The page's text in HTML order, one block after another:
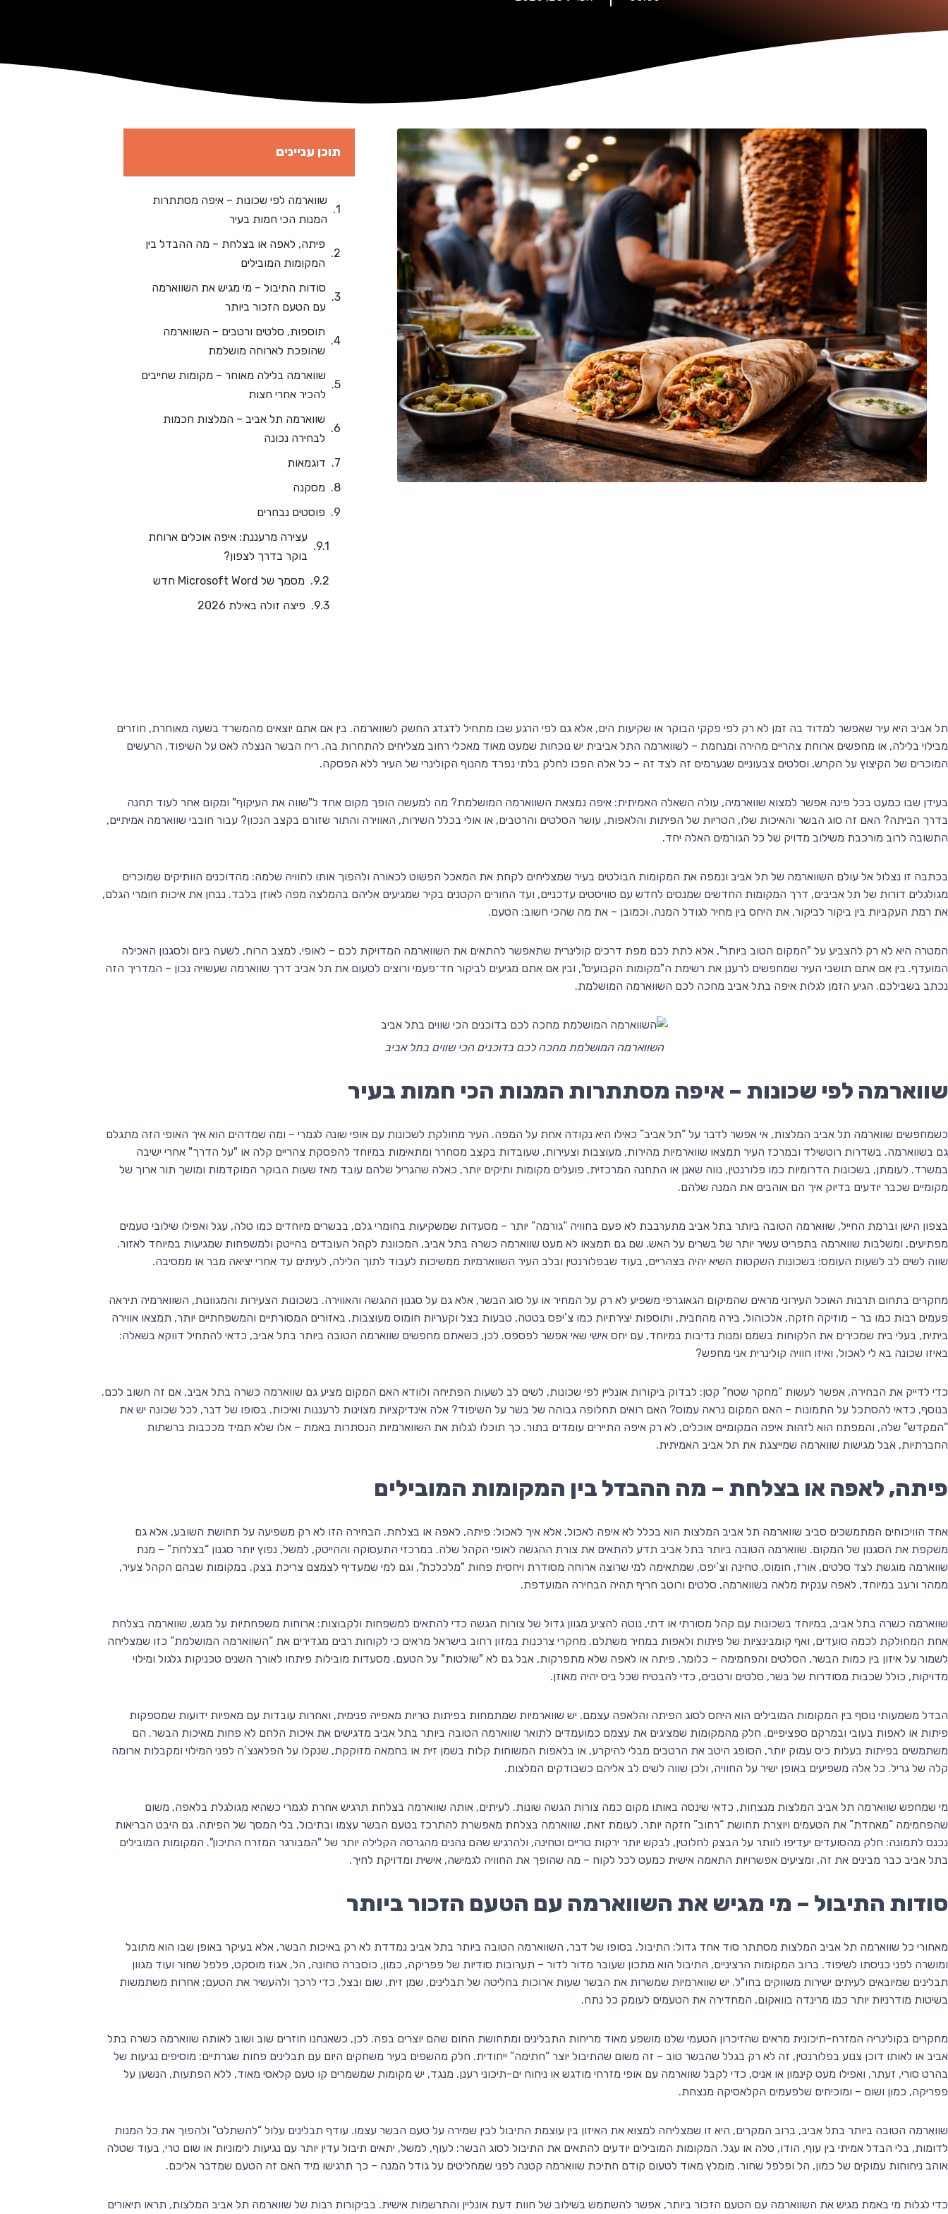
תוכן עניינים
שווארמה לפי שכונות – איפה מסתתרות
המנות הכי חמות בעיר
פיתה, לאפה או בצלחת – מה ההבדל בין
המקומות המובילים
סודות התיבול – מי מגיש את השווארמה
עם הטעם הזכור ביותר
תוספות, סלטים ורטבים – השווארמה
שהופכת לארוחה מושלמת
שווארמה בלילה מאוחר – מקומות שחייבים
להכיר אחרי חצות
שווארמה תל אביב – המלצות חכמות
לבחירה נכונה
דוגמאות
מסקנה
פוסטים נבחרים
עצירה מרעננת: איפה אוכלים ארוחת
בוקר בדרך לצפון?
‏‏מסמך של Microsoft Word חדש
פיצה זולה באילת 2026
תל אביב היא עיר שאפשר למדוד בה זמן לא רק לפי פקקי הבוקר או שקיעות הים, אלא גם לפי הרגע שבו מתחיל לדגדג החשק לשווארמה. בין אם אתם יוצאים מהמשרד בשעה מאוחרת, חוזרים
מבילוי בלילה, או מחפשים ארוחת צהריים מהירה ומנחמת – לשווארמה התל אביבית יש נוכחות שמעט מאוד מאכלי רחוב מצליחים להתחרות בה. ריח הבשר הנצלה לאט על השיפוד, הרעשים
המוכרים של הקיצוץ על הקרש, וסלטים צבעוניים שנערמים זה לצד זה – כל אלה הפכו לחלק בלתי נפרד מהנוף הקולינרי של העיר ללא הפסקה.
בעידן שבו כמעט בכל פינה אפשר למצוא שווארמיה, עולה השאלה האמיתית: איפה נמצאת השווארמה המושלמת? מה למעשה הופך מקום אחד ל"שווה את העיקוף" ומקום אחר לעוד תחנה
בדרך הביתה? האם זה סוג הבשר והאיכות שלו, הטריות של הפיתות והלאפות, עושר הסלטים והרטבים, או אולי בכלל השירות, האווירה והתור שזורם בקצב הנכון? עבור חובבי שווארמה אמיתיים,
התשובה לרוב מורכבת משילוב מדויק של כל הגורמים האלה יחד.
בכתבה זו נצלול אל עולם השווארמה של תל אביב ונמפה את המקומות הבולטים בעיר שמצליחים לקחת את המאכל הפשוט לכאורה ולהפוך אותו לחוויה שלמה: מהדוכנים הוותיקים שמוכרים
מגולגלים דורות של תל אביבים, דרך המקומות החדשים שמנסים לחדש עם טוויסטים עדכניים, ועד החורים הקטנים בקיר שמגיעים אליהם בהמלצה מפה לאוזן בלבד. נבחן את איכות חומרי הגלם,
את רמת העקביות בין ביקור לביקור, את היחס בין מחיר לגודל המנה, וכמובן – את מה שהכי חשוב: הטעם.
המטרה היא לא רק להצביע על "המקום הטוב ביותר", אלא לתת לכם מפת דרכים קולינרית שתאפשר להתאים את השווארמה המדויקת לכם – לאופי, למצב הרוח, לשעה ביום ולסגנון האכילה
המועדף. בין אם אתם תושבי העיר שמחפשים לרענן את רשימת ה"מקומות הקבועים", ובין אם אתם מגיעים לביקור חד־פעמי ורוצים לטעום את תל אביב דרך שווארמה שעשויה נכון – המדריך הזה
נכתב בשבילכם. הגיע הזמן לגלות איפה בתל אביב מחכה לכם השווארמה המושלמת.
השווארמה המושלמת מחכה לכם בדוכנים הכי שווים בתל אביב
שווארמה לפי שכונות – איפה מסתתרות המנות הכי חמות בעיר
כשמחפשים שווארמה תל אביב המלצות, אי אפשר לדבר על “תל אביב” כאילו היא נקודה אחת על המפה. העיר מחולקת לשכונות עם אופי שונה לגמרי – ומה שמדהים הוא איך האופי הזה מתגלם
גם בשווארמה. בשדרות רוטשילד ובמרכז העיר תמצאו שווארמיות מהירות, מעוצבות וצעירות, שעובדות בקצב מסחרר ומתאימות במיוחד להפסקת צהריים קלה או "על הדרך" אחרי ישיבה
במשרד. לעומתן, בשכונות הדרומיות כמו פלורנטין, נווה שאנן או התחנה המרכזית, פועלים מקומות ותיקים יותר, כאלה שהגריל שלהם עובד מאז שעות הבוקר המוקדמות ומושך תור ארוך של
מקומיים שכבר יודעים בדיוק איך הם אוהבים את המנה שלהם.
בצפון הישן וברמת החייל, שווארמה הטובה ביותר בתל אביב מתערבבת לא פעם בחוויה “גורמה” יותר – מסעדות שמשקיעות בחומרי גלם, בבשרים מיוחדים כמו טלה, עגל ואפילו שילובי טעמים
מפתיעים, ומשלבות שווארמה בתפריט עשיר יותר של בשרים על האש. שם גם תמצאו לא מעט שווארמה כשרה בתל אביב, המכוונת לקהל העובדים בהייטק ולמשפחות שמגיעות במיוחד לאזור.
שווה לשים לב לשעות העומס: בשכונות השקטות השיא יהיה בצהריים, בעוד שבפלורנטין ובלב העיר השווארמיות ממשיכות לעבוד לתוך הלילה, לעיתים עד אחרי יציאה מבר או ממסיבה.
מחקרים בתחום תרבות האוכל העירוני מראים שהמיקום הגאוגרפי משפיע לא רק על המחיר או על סוג הבשר, אלא גם על סגנון ההגשה והאווירה. בשכונות הצעירות והמגוונות, השווארמיה תיראה
פעמים רבות כמו בר – מוזיקה חזקה, אלכוהול, בירה מהחבית, ותוספות יצירתיות כמו צ’יפס בטטה, טבעות בצל וקעריות חומוס מעוצבות. באזורים המסורתיים והמשפחתיים יותר, תמצאו אווירה
ביתית, בעלי בית שמכירים את הלקוחות בשמם ומנות נדיבות במיוחד, עם יחס אישי שאי אפשר לפספס. לכן, כשאתם מחפשים שווארמה הטובה ביותר בתל אביב, כדאי להתחיל דווקא בשאלה:
באיזו שכונה בא לי לאכול, ואיזו חוויה קולינרית אני מחפש?
כדי לדייק את הבחירה, אפשר לעשות “מחקר שטח” קטן: לבדוק ביקורות אונליין לפי שכונות, לשים לב לשעות הפתיחה ולוודא האם המקום מציע גם שווארמה כשרה בתל אביב, אם זה חשוב לכם.
בנוסף, כדאי להסתכל על התמונות – האם המקום נראה עמוס? האם רואים תחלופה גבוהה של בשר על השיפוד? אלה אינדיקציות מצוינות לרעננות ואיכות. בסופו של דבר, לכל שכונה יש את
“המקדש” שלה, והמפתח הוא לזהות איפה המקומיים אוכלים, לא רק איפה התיירים עומדים בתור. כך תוכלו לגלות את השווארמיות הנסתרות באמת – אלו שלא תמיד מככבות ברשתות
החברתיות, אבל מגישות שווארמה שמייצגת את תל אביב האמיתית.
פיתה, לאפה או בצלחת – מה ההבדל בין המקומות המובילים
אחד הוויכוחים המתמשכים סביב שווארמה תל אביב המלצות הוא בכלל לא איפה לאכול, אלא איך לאכול: פיתה, לאפה או בצלחת. הבחירה הזו לא רק משפיעה על תחושת השובע, אלא גם
משקפת את הסגנון של המקום. שווארמה הטובה ביותר בתל אביב תדע להתאים את צורת ההגשה לאופי הקהל שלה. במרכזי התעסוקה וההייטק, למשל, נפוץ יותר סגנון “בצלחת” – מנת
שווארמה מוגשת לצד סלטים, אורז, חומוס, טחינה וצ’יפס, שמתאימה למי שרוצה ארוחה מסודרת ויחסית פחות "מלכלכת", וגם למי שמעדיף לצמצם צריכת בצק. במקומות שבהם הקהל צעיר,
ממהר ורעב במיוחד, לאפה ענקית מלאה בשווארמה, סלטים ורוטב חריף תהיה הבחירה המועדפת.
שווארמה כשרה בתל אביב, במיוחד בשכונות עם קהל מסורתי או דתי, נוטה להציע מגוון גדול של צורות הגשה כדי להתאים למשפחות ולקבוצות: ארוחות משפחתיות על מגש, שווארמה בצלחת
אחת המחולקת לכמה סועדים, ואף קומבינציות של פיתות ולאפות במחיר משתלם. מחקרי צרכנות במזון רחוב בישראל מראים כי לקוחות רבים מגדירים את “השווארמה המושלמת” כזו שמצליחה
לשמור על איזון בין כמות הבשר, הסלטים והפחמימה – כלומר, פיתה או לאפה שלא מתפרקות, אבל גם לא "שולטות" על הטעם. מסעדות מובילות פיתחו לאורך השנים טכניקות גלגול ומילוי
מדויקות, כולל שכבות מסודרות של בשר, סלטים ורטבים, כדי להבטיח שכל ביס יהיה מאוזן.
הבדל משמעותי נוסף בין המקומות המובילים הוא היחס לסוג הפיתה והלאפה עצמם. יש שווארמיות שמתמחות בפיתות טריות מאפייה פנימית, ואחרות עובדות עם מאפיות ידועות שמספקות
פיתות או לאפות בעובי ובמרקם ספציפיים. חלק מהמקומות שמציגים את עצמם כמועמדים לתואר שווארמה הטובה ביותר בתל אביב מדגישים את איכות הלחם לא פחות מאיכות הבשר. הם
משתמשים בפיתות בעלות כיס עמוק יותר, הסופג היטב את הרטבים מבלי להיקרע, או בלאפות המשוחות קלות בשמן זית או בחמאה מזוקקת, שנקלו על הפלאנצ’ה לפני המילוי ומקבלות ארומה
קלה של גריל. כל אלה משפיעים באופן ישיר על החוויה, ולכן שווה לשים לב אליהם כשבודקים המלצות.
מי שמחפש שווארמה תל אביב המלצות מנצחות, כדאי שינסה באותו מקום כמה צורות הגשה שונות. לעיתים, אותה שווארמה בצלחת תרגיש אחרת לגמרי כשהיא מגולגלת בלאפה, משום
שהפחמימה “מאחדת” את הטעמים ויוצרת תחושת “רחוב” חזקה יותר. לעומת זאת, שווארמה בצלחת מאפשרת להתרכז בטעם הבשר עצמו ובתיבול, בלי המסך של הפיתה. גם היבט הבריאות
נכנס לתמונה: חלק מהסועדים יעדיפו לוותר על הבצק לחלוטין, לבקש יותר ירקות טריים וטחינה, ולהרגיש שהם נהנים מהגרסה הקלילה יותר של "המבורגר המזרח התיכון". המקומות המובילים
בתל אביב כבר מבינים את זה, ומציעים אפשרויות התאמה אישית כמעט לכל לקוח – מה שהופך את החוויה לגמישה, אישית ומדויקת לחיך.
סודות התיבול – מי מגיש את השווארמה עם הטעם הזכור ביותר
מאחורי כל שווארמה תל אביב המלצות מסתתר סוד אחד גדול: התיבול. בסופו של דבר, השווארמה הטובה ביותר בתל אביב נמדדת לא רק באיכות הבשר, אלא בעיקר באופן שבו הוא מתובל
ומושרה לפני כניסתו לשיפוד. ברוב המקומות הרציניים, התיבול הוא מתכון שעובר מדור לדור – תערובות סודיות של פפריקה, כמון, כוסברה טחונה, הל, אגוז מוסקט, פלפל שחור ועוד מגוון
תבלינים שמיובאים לעיתים ישירות משווקים בחו"ל. יש שווארמיות שמשרות את הבשר שעות ארוכות בחליטה של תבלינים, שמן זית, שום ובצל, כדי לרכך ולהעשיר את הטעם; אחרות משתמשות
בשיטות מודרניות יותר כמו מרינדה בוואקום, המחדירה את הטעמים לעומק כל נתח.
מחקרים בקולינריה המזרח-תיכונית מראים שהזיכרון הטעמי שלנו מושפע מאוד מריחות התבלינים ומתחושת החום שהם יוצרים בפה. לכן, כשאנחנו חוזרים שוב ושוב לאותה שווארמה כשרה בתל
אביב או לאותו דוכן צנוע בפלורנטין, זה לא רק בגלל שהבשר טוב – זה משום שהתיבול יוצר “חתימה” ייחודית. חלק מהשפים בעיר משחקים היום עם תבלינים פחות שגרתיים: מוסיפים נגיעות של
בהרט סורי, זעתר, ואפילו מעט קינמון או אניס, כדי לקבל שווארמה עם אופי מזרחי מודגש או ניחוח ים-תיכוני רענן. מנגד, יש מקומות שמשמרים קו טעם קלאסי מאוד, ללא הפתעות, הנשען על
פפריקה, כמון ושום – ומוכיחים שלפעמים הקלאסיקה מנצחת.
שווארמה הטובה ביותר בתל אביב, ברוב המקרים, היא זו שמצליחה למצוא את האיזון בין עוצמת התיבול לבין שמירה על טעם הבשר עצמו. עודף תבלינים עלול “להשתלט” ולהפוך את כל המנות
לדומות, בלי הבדל אמיתי בין עוף, הודו, טלה או עגל. המקומות המובילים יודעים להתאים את התיבול לסוג הבשר: לעוף, למשל, יתאים תיבול עדין יותר עם נגיעות לימוניות או שום טרי, בעוד שטלה
אוהב ניחוחות עמוקים של כמון, הל ופלפל שחור. מומלץ מאוד לטעום קודם חתיכת שווארמה קטנה לפני שמחליטים על גודל המנה – כך תרגישו מיד האם זה הטעם שמדבר אליכם.
כדי לגלות מי באמת מגיש את השווארמה עם הטעם הזכור ביותר, אפשר להשתמש בשילוב של חוות דעת אונליין והתרשמות אישית. בביקורות רבות של שווארמה תל אביב המלצות, תראו תיאורים